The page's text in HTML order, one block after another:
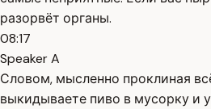
разорвёт органы.
08:17
Speaker A
Словом, мысленно проклиная
выкидываете пиво в мусорку и